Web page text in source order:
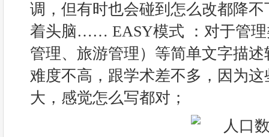
调，但有时也会碰到怎么改都降
着头脑…… EASY模式 ：对于管理
管理、旅游管理）等简单文字描
难度不高，跟学术差不多，因为
大，感觉怎么写都对；